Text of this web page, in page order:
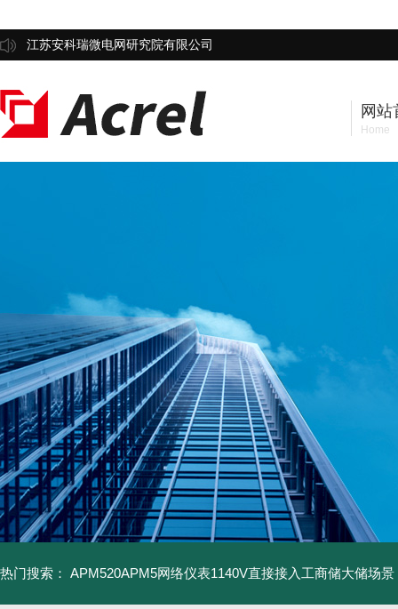
江苏安科瑞微电网研究院有限公司
网站
Home
热门搜索： APM520APM5网络仪表1140V直接接入工商储大储场景